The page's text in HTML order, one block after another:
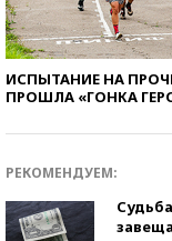
ИСПЫТАНИЕ НА
ПРОШЛА «ГОНКА
РЕКОМЕНДУЕМ: